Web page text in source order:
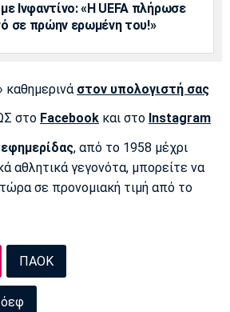
Μίλαν Μπάγερν
Παρί Σεν
Ζερμέν
Μαρσέιγ
Ινφαντίνο: «Η UEFA πλήρωσε
σε πρώην ερωμένη του!»
καθημερινά στον υπολογιστή σας
στο Facebook και στο Instagram
, από το 1958 μέχρι
αθλητικά γεγονότα, μπορείτε να
σε προνομιακή τιμή από το
ΠΑΟΚ